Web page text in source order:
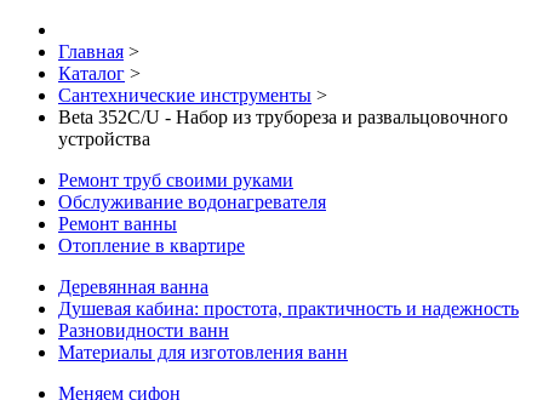
Главная >
Каталог >
Сантехнические инструменты >
Beta 352C/U - Набор из трубореза и развальцовочного
устройства
Ремонт труб своими руками
Обслуживание водонагревателя
Ремонт ванны
Отопление в квартире
Деревянная ванна
Душевая кабина: простота, практичность и надежность
Разновидности ванн
Материалы для изготовления ванн
Меняем сифон